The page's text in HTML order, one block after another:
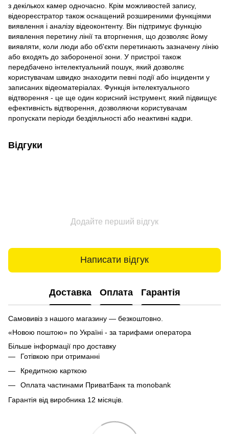
з декількох камер одночасно. Крім можливостей запису,
відеореєстратор також оснащений розширеними функціями
виявлення і аналізу відеоконтенту. Він підтримує функцію
виявлення перетину лінії та вторгнення, що дозволяє йому
виявляти, коли люди або об'єкти перетинають зазначену лінію
або входять до забороненої зони. У пристрої також
передбачено інтелектуальний пошук, який дозволяє
користувачам швидко знаходити певні події або інциденти у
записаних відеоматеріалах. Функція інтелектуального
відтворення - це ще один корисний інструмент, який підвищує
ефективність відтворення, дозволяючи користувачам
пропускати періоди бездіяльності або неактивні кадри.
Відгуки
Додайте перший відгук
Написати відгук
Доставка Оплата Гарантія
Самовивіз з нашого магазину — безкоштовно.
«Новою поштою» по Україні - за тарифами оператора
Більше інформації про доставку
Готівкою при отриманні
Кредитною карткою
Оплата частинами ПриватБанк та monobank
Гарантія від виробника 12 місяців.